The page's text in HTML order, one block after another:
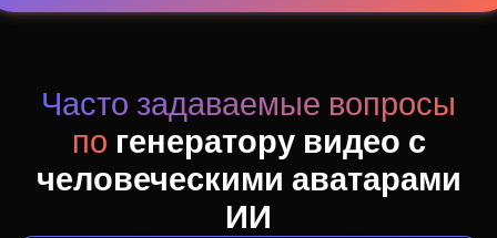
Часто задаваемые вопросы
по генератору видео с
человеческими аватарами
ИИ